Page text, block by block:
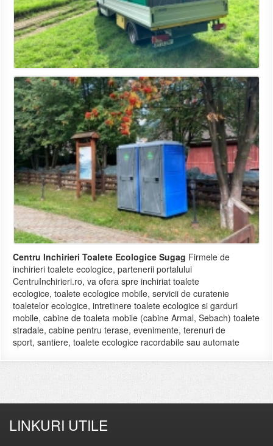
Centru Inchirieri Toalete Ecologice Sugag Firmele de
inchirieri toalete ecologice, partenerii portalului
CentruInchirieri.ro, va ofera spre inchiriat toalete
ecologice, toalete ecologice mobile, servicii de curatenie
toaletelor ecologice, intretinere toalete ecologice si garduri
mobile, cabine de toaleta mobile (cabine Armal, Sebach) toalete
stradale, cabine pentru terase, evenimente, terenuri de
sport, santiere, toalete ecologice racordabile sau automate
LINKURI UTILE